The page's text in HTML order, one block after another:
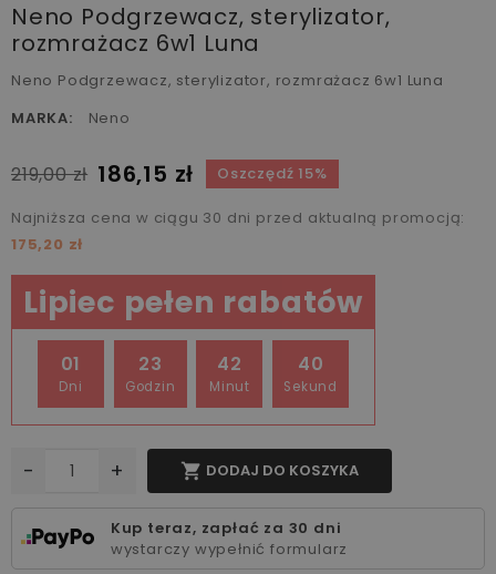
Neno Podgrzewacz, sterylizator,
rozmrażacz 6w1 Luna
Neno Podgrzewacz, sterylizator, rozmrażacz 6w1 Luna
MARKA:
Neno
219,00 zł 186,15 zł Oszczędź 15%
Najniższa cena w ciągu 30 dni przed aktualną promocją:
175,20 zł
Lipiec pełen rabatów
01
Dni
23
Godzin
42
Minut
40
Sekund
- +  DODAJ DO KOSZYKA
Kup teraz, zapłać za 30 dni
wystarczy wypełnić formularz